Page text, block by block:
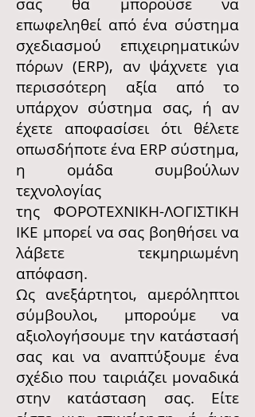
επωφεληθεί από ένα σύστημα
σχεδιασμού επιχειρηματικών
πόρων (ERP), αν ψάχνετε για
περισσότερη αξία από το
υπάρχον σύστημα σας, ή αν
έχετε αποφασίσει ότι θέλετε
οπωσδήποτε ένα ERP σύστημα,
η ομάδα συμβούλων
τεχνολογίας
της ΦΟΡΟΤΕΧΝΙΚΗ-ΛΟΓΙΣΤΙΚΗ
ΙΚΕ μπορεί να σας βοηθήσει να
λάβετε τεκμηριωμένη
απόφαση.
Ως ανεξάρτητοι, αμερόληπτοι
σύμβουλοι, μπορούμε να
αξιολογήσουμε την κατάστασή
σας και να αναπτύξουμε ένα
σχέδιο που ταιριάζει μοναδικά
στην κατάσταση σας. Είτε